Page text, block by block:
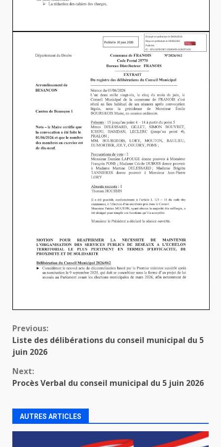
Continue
Reading
Previous:
Liste des délibérations du conseil municipal du 5
juin 2026
Next:
Procès Verbal du conseil municipal du 5 juin 2026
AUTRES ARTICLES